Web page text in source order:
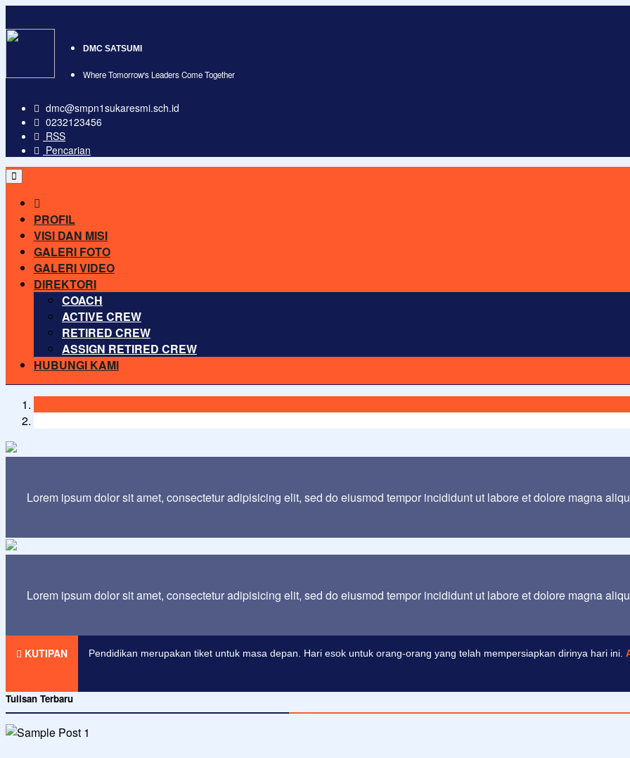
DMC SATSUMI
Where Tomorrow's Leaders Come Together
dmc@smpn1sukaresmi.sch.id
0232123456
RSS
Pencarian
PROFIL
VISI DAN MISI
GALERI FOTO
GALERI VIDEO
DIREKTORI
COACH
ACTIVE CREW
RETIRED CREW
ASSIGN RETIRED CREW
HUBUNGI KAMI
Lorem ipsum dolor sit amet, consectetur adipisicing elit, sed do eiusmod tempor incididunt ut labore et dolore magna
Lorem ipsum dolor sit amet, consectetur adipisicing elit, sed do eiusmod tempor incididunt ut labore et dolore magna
KUTIPAN
Pendidikan merupakan tiket untuk masa depan. Hari esok untuk orang-orang yang telah mempersiapkan dirinya hari ini.
Tulisan Terbaru